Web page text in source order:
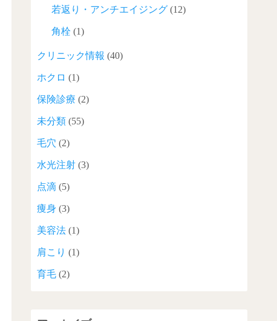
若返り・アンチエイジング (12)
角栓 (1)
クリニック情報 (40)
ホクロ (1)
保険診療 (2)
未分類 (55)
毛穴 (2)
水光注射 (3)
点滴 (5)
痩身 (3)
美容法 (1)
肩こり (1)
育毛 (2)